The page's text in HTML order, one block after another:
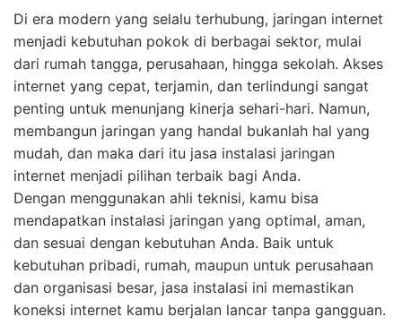
Di era modern yang selalu terhubung, jaringan internet
menjadi kebutuhan pokok di berbagai sektor, mulai
dari rumah tangga, perusahaan, hingga sekolah. Akses
internet yang cepat, terjamin, dan terlindungi sangat
penting untuk menunjang kinerja sehari-hari. Namun,
membangun jaringan yang handal bukanlah hal yang
mudah, dan maka dari itu jasa instalasi jaringan
internet menjadi pilihan terbaik bagi Anda.
Dengan menggunakan ahli teknisi, kamu bisa
mendapatkan instalasi jaringan yang optimal, aman,
dan sesuai dengan kebutuhan Anda. Baik untuk
kebutuhan pribadi, rumah, maupun untuk perusahaan
dan organisasi besar, jasa instalasi ini memastikan
koneksi internet kamu berjalan lancar tanpa gangguan.